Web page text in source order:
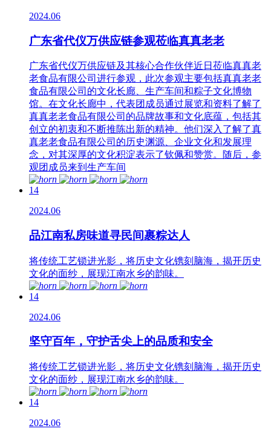
2024.06
广东省代仪万供应链参观莅临真真老老
广东省代仪万供应链及其核心合作伙伴近日莅临真真老
老食品有限公司进行参观，此次参观主要包括真真老老
食品有限公司的文化长廊、生产车间和粽子文化博物
馆。在文化长廊中，代表团成员通过展览和资料了解了
真真老老食品有限公司的品牌故事和文化底蕴，包括其
创立的初衷和不断推陈出新的精神。他们深入了解了真
真老老食品有限公司的历史渊源、企业文化和发展理
念，对其深厚的文化积淀表示了钦佩和赞赏。随后，参
观团成员来到生产车间
14
2024.06
品江南私房味道寻民间裹粽达人
将传统工艺锁进光影，将历史文化镌刻脑海，揭开历史
文化的面纱，展现江南水乡的韵味。
14
2024.06
坚守百年，守护舌尖上的品质和安全
将传统工艺锁进光影，将历史文化镌刻脑海，揭开历史
文化的面纱，展现江南水乡的韵味。
14
2024.06